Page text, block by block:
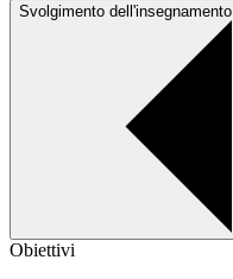
Svolgimento dell'insegnamento
Obiettivi